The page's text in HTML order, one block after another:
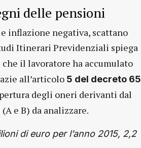
delle pensioni
inflazione negativa, scattano
Itinerari Previdenziali spiega
il lavoratore ha accumulato
all’articolo 5 del decreto 65
degli oneri derivanti dal
e B) da analizzare.
di euro per l’anno 2015, 2,2